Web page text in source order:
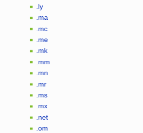
.ly
.ma
.mc
.me
.mk
.mm
.mn
.mr
.ms
.mx
.net
.om